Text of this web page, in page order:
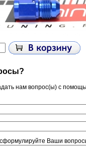
нам вопрос(ы) с
Ваши